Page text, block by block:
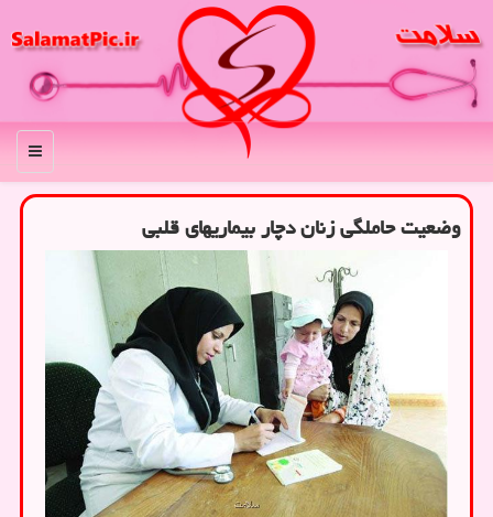
منو
وضعیت حاملگی زنان دچار بیماریهای قلبی